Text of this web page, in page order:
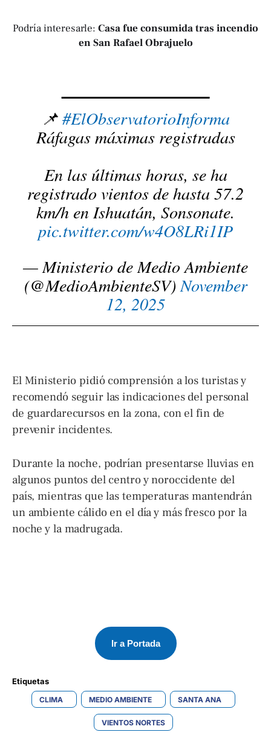
Podría interesarle: Casa fue consumida tras incendio
en San Rafael Obrajuelo
📌#ElObservatorioInforma
Ráfagas máximas registradas
En las últimas horas, se ha
registrado vientos de hasta 57.2
km/h en Ishuatán, Sonsonate.
pic.twitter.com/w4O8LRi1IP
— Ministerio de Medio Ambiente
(@MedioAmbienteSV)November
12, 2025
El Ministerio pidió comprensión a los turistas y
recomendó seguir las indicaciones del personal
de guardarecursos en la zona, con el fin de
prevenir incidentes.
Durante la noche, podrían presentarse lluvias en
algunos puntos del centro y noroccidente del
país, mientras que las temperaturas mantendrán
un ambiente cálido en el día y más fresco por la
noche y la madrugada.
Ir a Portada
Etiquetas
CLIMA MEDIO AMBIENTE SANTA ANA
VIENTOS NORTES